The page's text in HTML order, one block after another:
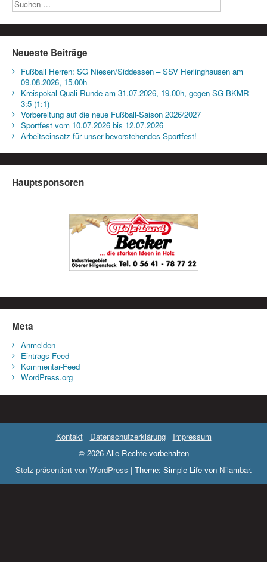
Neueste Beiträge
Fußball Herren: SG Niesen/Siddessen – SSV Herlinghausen am
09.08.2026, 15.00h
Kreispokal Quali-Runde am 31.07.2026, 19.00h, gegen SG BKMR
3:5 (1:1)
Vorbereitung auf die neue Fußball-Saison 2026/2027
Sportfest vom 10.07.2026 bis 12.07.2026
Arbeitseinsatz für unser bevorstehendes Sportfest!
Hauptsponsoren
Meta
Anmelden
Eintrags-Feed
Kommentar-Feed
WordPress.org
Kontakt Datenschutzerklärung
Impressum
© 2026 Alle Rechte vorbehalten
Stolz präsentiert von WordPress | Theme: Simple Life von Nilambar.